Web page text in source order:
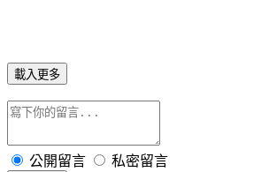
載入更多
公開留言 私密留言